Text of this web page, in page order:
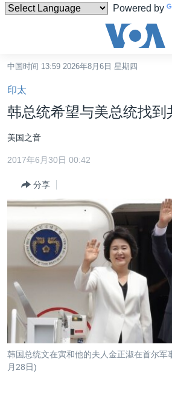
Powered by
碍
链
接
跳
转
内
转
索
中国
台湾
港澳
国际
最新国际新闻
印太
中东
非洲
美洲
全球议题
分类新闻
经济·金融·贸易
人权·法律·宗教
科教·文娱·体健
军事
劳工
环境
美中关系
热点专题
国会报道
美中关系
美国建国250周年
埃博拉疫情
VOA今日焦点
中文广播
关注我们
中国时间 13:59 2026年8月6日 星期四
印太
韩总统希望与美总统找到
美国之音
2017年6月30日 00:42
分享
韩国总统文在寅和他的夫人金正淑在首尔军
月28日)